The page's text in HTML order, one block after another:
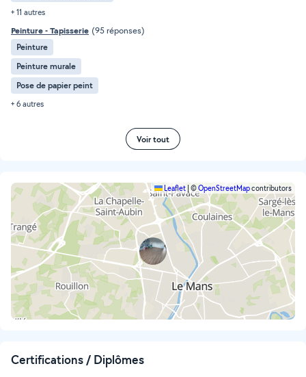
+ 11 autres
Peinture - Tapisserie (95 réponses)
Peinture
Peinture murale
Pose de papier peint
+ 6 autres
Voir tout
Leaflet ©OpenStreetMapcontributors
Certifications / Diplômes